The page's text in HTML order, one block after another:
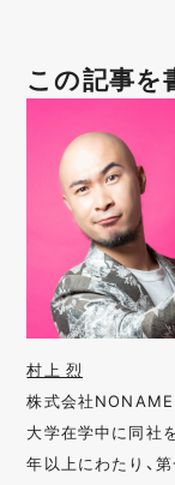
この記事を
村上 烈
株式会社
大学在学中に同社
年以上にわたり、